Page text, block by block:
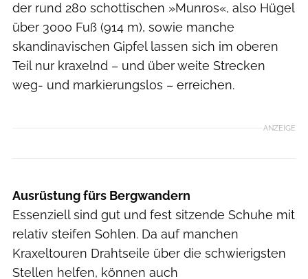
der rund 280 schottischen »Munros«, also Hügel
über 3000 Fuß (914 m), sowie manche
skandinavischen Gipfel lassen sich im oberen
Teil nur kraxelnd – und über weite Strecken
weg- und markierungslos – erreichen.
ANZEIGE
Ausrüstung fürs Bergwandern
Essenziell sind gut und fest sitzende Schuhe mit
relativ steifen Sohlen. Da auf manchen
Kraxeltouren Drahtseile über die schwierigsten
Stellen helfen, können auch